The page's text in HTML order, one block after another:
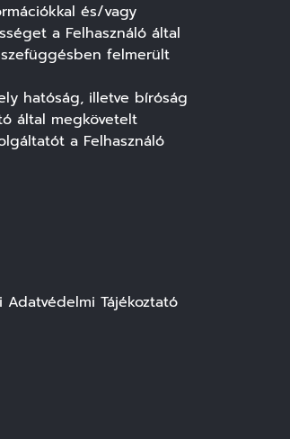
és/vagy
a Felhasználó által
felmerült
hatóság, illetve bíróság
által megkövetelt
a Felhasználó
Adatvédelmi Tájékoztató